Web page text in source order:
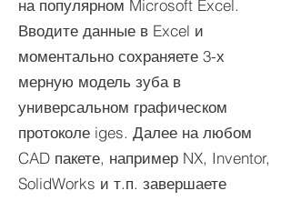
на популярном Microsoft Excel.
Вводите данные в Excel и
моментально сохраняете 3-х
мерную модель зуба в
универсальном графическом
протоколе iges. Далее на любом
CAD пакете, например NX, Inventor,
SolidWorks и т.п. завершаете